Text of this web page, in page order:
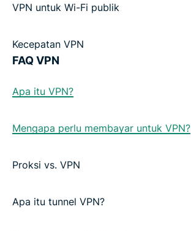
VPN untuk Wi-Fi publik
Kecepatan VPN
FAQ VPN
Apa itu VPN?
Mengapa perlu membayar untuk VPN?
Proksi vs. VPN
Apa itu tunnel VPN?